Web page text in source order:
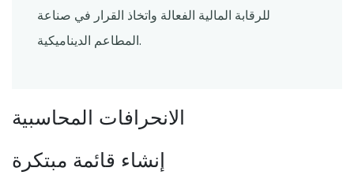
للرقابة المالية الفعالة واتخاذ القرار في صناعة
المطاعم الديناميكية.
الانحرافات المحاسبية
إنشاء قائمة مبتكرة